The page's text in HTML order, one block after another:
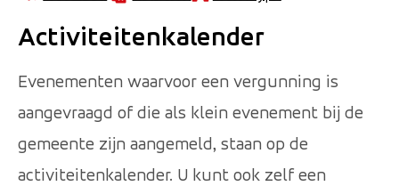
Activiteitenkalender
Evenementen waarvoor een vergunning is
aangevraagd of die als klein evenement bij de
gemeente zijn aangemeld, staan op de
activiteitenkalender. U kunt ook zelf een